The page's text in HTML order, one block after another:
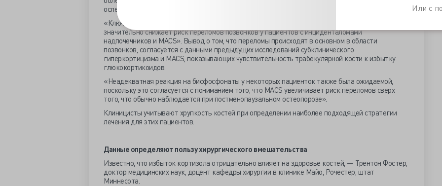
Или с
ослепления у рентгенологов, которые проверяли результаты.
«Ключевой вывод для клинической практики заключается в том, что адреналэктомия
значительно снижает риск переломов позвонков у пациентов с инциденталомами
надпочечников и MACS». Вывод о том, что переломы происходят в основном в области
позвонков, согласуется с данными предыдущих исследований субклинического
гиперкортицизма и MACS, показывающих чувствительность трабекулярной кости к избытку
глюкокортикоидов.
«Неадекватная реакция на бисфосфонаты у некоторых пациенток также была ожидаемой,
поскольку это согласуется с пониманием того, что MACS увеличивает риск переломов сверх
того, что обычно наблюдается при постменопаузальном остеопорозе».
Клиницисты учитывают хрупкость костей при определении наиболее подходящей стратегии
лечения для этих пациентов.
Данные определяют пользу хирургического вмешательства
Известно, что избыток кортизола отрицательно влияет на здоровье костей, — Трентон Фостер,
доктор медицинских наук, доцент кафедры хирургии в клинике Майо, Рочестер, штат
Миннесота.